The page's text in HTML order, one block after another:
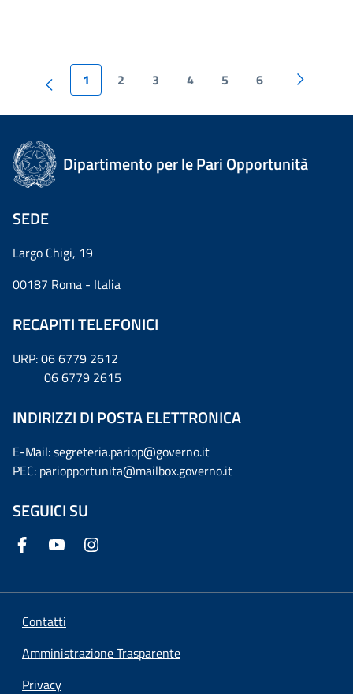
1 2 3 4 5 6
Dipartimento per le Pari Opportunità
SEDE
Largo Chigi, 19
00187 Roma - Italia
RECAPITI TELEFONICI
URP: 06 6779 2612
06 6779 2615
INDIRIZZI DI POSTA ELETTRONICA
E-Mail: segreteria.pariop@governo.it
PEC: pariopportunita@mailbox.governo.it
SEGUICI SU
Contatti
Amministrazione Trasparente
Privacy